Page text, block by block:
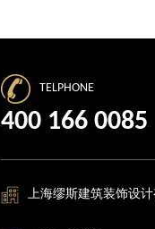
TELPHONE
400 166 0085
上海缪斯建筑装饰设计